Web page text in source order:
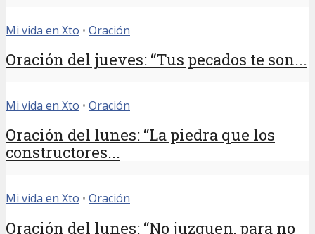
Mi vida en Xto • Oración
Oración del jueves: “Tus pecados te son...
Mi vida en Xto • Oración
Oración del lunes: “La piedra que los
constructores...
Mi vida en Xto • Oración
Oración del lunes: “No juzguen, para no